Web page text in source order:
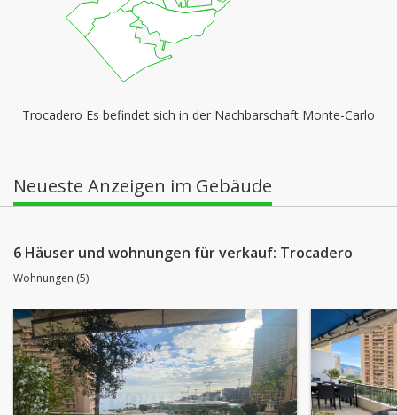
Trocadero Es befindet sich in der Nachbarschaft Monte-Carlo
Neueste Anzeigen im Gebäude
6 Häuser und wohnungen für verkauf: Trocadero
Wohnungen (5)